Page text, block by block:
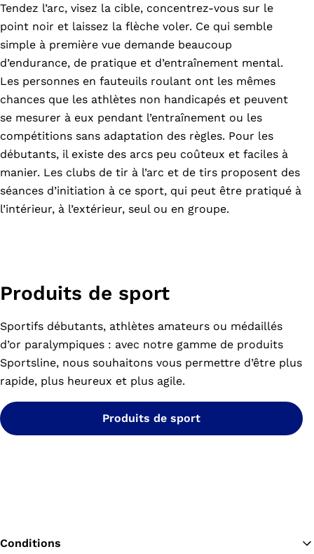
Tendez l’arc, visez la cible, concentrez-vous sur le
point noir et laissez la flèche voler. Ce qui semble
simple à première vue demande beaucoup
d’endurance, de pratique et d’entraînement mental.
Les personnes en fauteuils roulant ont les mêmes
chances que les athlètes non handicapés et peuvent
se mesurer à eux pendant l’entraînement ou les
compétitions sans adaptation des règles. Pour les
débutants, il existe des arcs peu coûteux et faciles à
manier. Les clubs de tir à l’arc et de tirs proposent des
séances d’initiation à ce sport, qui peut être pratiqué à
l’intérieur, à l’extérieur, seul ou en groupe.
Produits de sport
Sportifs débutants, athlètes amateurs ou médaillés
d’or paralympiques : avec notre gamme de produits
Sportsline, nous souhaitons vous permettre d’être plus
rapide, plus heureux et plus agile.
Produits de sport
Conditions